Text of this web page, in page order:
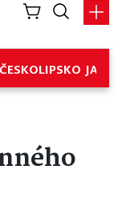
ČESKOLIPSKO